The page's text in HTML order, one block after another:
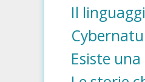
Il
Esiste